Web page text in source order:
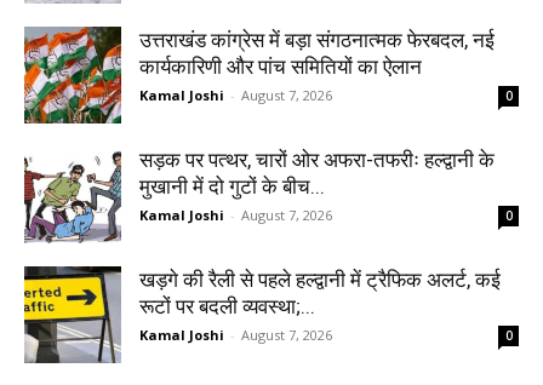
उत्तराखंड कांग्रेस में बड़ा संगठनात्मक फेरबदल, नई
कार्यकारिणी और पांच समितियों का ऐलान
Kamal Joshi - August 7, 2026 0
सड़क पर पत्थर, चारों ओर अफरा-तफरीः हल्द्वानी के
मुखानी में दो गुटों के बीच...
Kamal Joshi - August 7, 2026 0
खड़गे की रैली से पहले हल्द्वानी में ट्रैफिक अलर्ट, कई
रूटों पर बदली व्यवस्था;...
Kamal Joshi - August 7, 2026 0